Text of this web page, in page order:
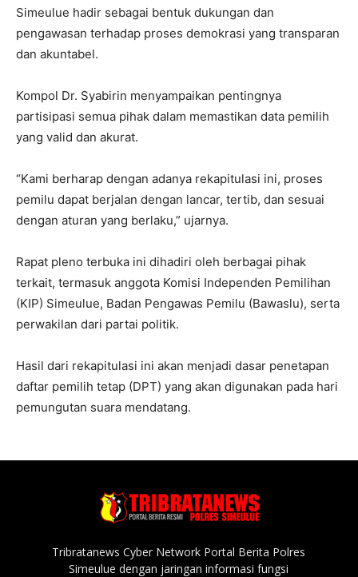
Simeulue hadir sebagai bentuk dukungan dan
pengawasan terhadap proses demokrasi yang transparan
dan akuntabel.
Kompol Dr. Syabirin menyampaikan pentingnya
partisipasi semua pihak dalam memastikan data pemilih
yang valid dan akurat.
“Kami berharap dengan adanya rekapitulasi ini, proses
pemilu dapat berjalan dengan lancar, tertib, dan sesuai
dengan aturan yang berlaku,” ujarnya.
Rapat pleno terbuka ini dihadiri oleh berbagai pihak
terkait, termasuk anggota Komisi Independen Pemilihan
(KIP) Simeulue, Badan Pengawas Pemilu (Bawaslu), serta
perwakilan dari partai politik.
Hasil dari rekapitulasi ini akan menjadi dasar penetapan
daftar pemilih tetap (DPT) yang akan digunakan pada hari
pemungutan suara mendatang.
Tribratanews Cyber Network Portal Berita Polres
Simeulue dengan jaringan informasi fungsi